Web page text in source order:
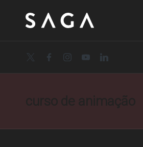
twitter.com
facebook.com
instagram.com
youtube.com
curso de animação